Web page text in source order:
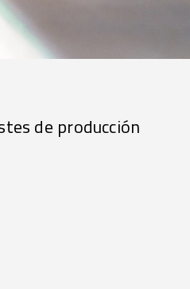
de producción